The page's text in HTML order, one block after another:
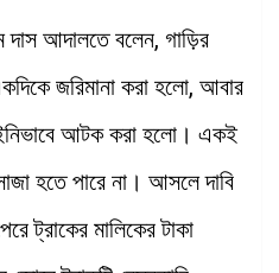
দাস আদালতে বলেন, গাড়ির
জরিমানা করা হলো, আবার
আটক করা হলো। একই
হতে পারে না। আসলে দাবি
ট্রাকের মালিকের টাকা